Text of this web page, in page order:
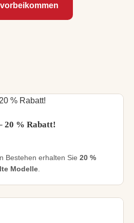
20 % Rabatt!
Bestehen erhalten Sie 20 %
Modelle